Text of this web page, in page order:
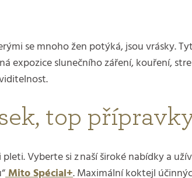
se mnoho žen potýká, jsou vrásky.
expozice slunečního záření, kouření,
top
Vyberte si z naší široké nabídky a
Mito Spécial+. Maximální koktejl